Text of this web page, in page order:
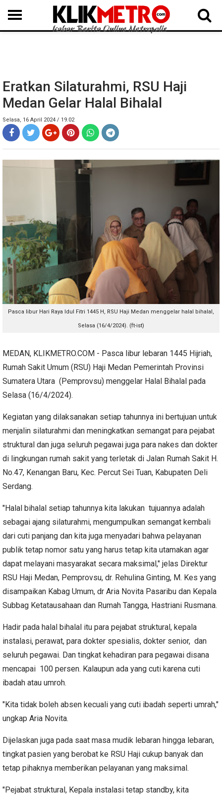
MEDAN LANGKAT DAIRI SAMOSIR TAPUT BATUBARA DELISERDANG
Eratkan Silaturahmi, RSU Haji
Medan Gelar Halal Bihalal
Selasa, 16 April 2024 / 19.02
Pasca libur Hari Raya Idul Fitri 1445 H, RSU Haji Medan menggelar halal bihalal,
Selasa (16/4/2024). (ft-ist)
MEDAN, KLIKMETRO.COM - Pasca libur lebaran 1445 Hijriah,
Rumah Sakit Umum (RSU) Haji Medan Pemerintah Provinsi
Sumatera Utara (Pemprovsu) menggelar Halal Bihalal pada
Selasa (16/4/2024).
Kegiatan yang dilaksanakan setiap tahunnya ini bertujuan untuk
menjalin silaturahmi dan meningkatkan semangat para pejabat
struktural dan juga seluruh pegawai juga para nakes dan dokter
di lingkungan rumah sakit yang terletak di Jalan Rumah Sakit H.
No.47, Kenangan Baru, Kec. Percut Sei Tuan, Kabupaten Deli
Serdang.
"Halal bihalal setiap tahunnya kita lakukan tujuannya adalah
sebagai ajang silaturahmi, mengumpulkan semangat kembali
dari cuti panjang dan kita juga menyadari bahwa pelayanan
publik tetap nomor satu yang harus tetap kita utamakan agar
dapat melayani masyarakat secara maksimal," jelas Direktur
RSU Haji Medan, Pemprovsu, dr. Rehulina Ginting, M. Kes yang
disampaikan Kabag Umum, dr Aria Novita Pasaribu dan Kepala
Subbag Ketatausahaan dan Rumah Tangga, Hastriani Rusmana.
Hadir pada halal bihalal itu para pejabat struktural, kepala
instalasi, perawat, para dokter spesialis, dokter senior, dan
seluruh pegawai. Dan tingkat kehadiran para pegawai disana
mencapai 100 persen. Kalaupun ada yang cuti karena cuti
ibadah atau umroh.
"Kita tidak boleh absen kecuali yang cuti ibadah seperti umrah,"
ungkap Aria Novita.
Dijelaskan juga pada saat masa mudik lebaran hingga lebaran,
tingkat pasien yang berobat ke RSU Haji cukup banyak dan
tetap pihaknya memberikan pelayanan yang maksimal.
"Pejabat struktural, Kepala instalasi tetap standby, kita